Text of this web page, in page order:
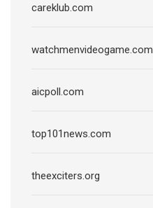
careklub.com
watchmenvideogame.com
aicpoll.com
top101news.com
theexciters.org